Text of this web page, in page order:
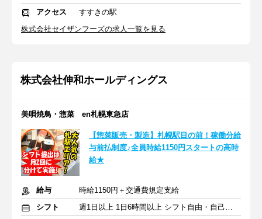
アクセス
すすきの駅
株式会社セイザンフーズの求人一覧を見る
株式会社伸和ホールディングス
美唄焼鳥・惣菜 en札幌東急店
【惣菜販売・製造】札幌駅目の前！稼働分給
与前払制度♪全員時給1150円スタートの高時
給★
給与
時給1150円＋交通費規定支給
シフト
週1日以上 1日6時間以上 シフト自由・自己申告